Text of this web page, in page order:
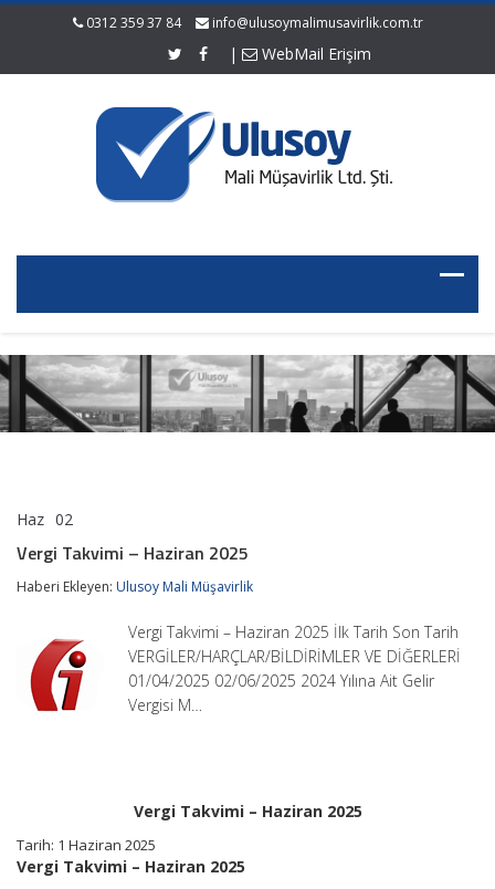
0312 359 37 84 info@ulusoymalimusavirlik.com.tr
| WebMail Erişim
Haz 02
–
2025
Vergi Takvimi – Haziran 2025
Haberi Ekleyen: Ulusoy Mali Müşavirlik
Vergi Takvimi – Haziran 2025 İlk Tarih Son Tarih
VERGİLER/HARÇLAR/BİLDİRİMLER VE DİĞERLERİ
01/04/2025 02/06/2025 2024 Yılına Ait Gelir
Vergisi M…
Vergi Takvimi – Haziran 2025
Tarih: 1 Haziran 2025
Vergi Takvimi – Haziran 2025